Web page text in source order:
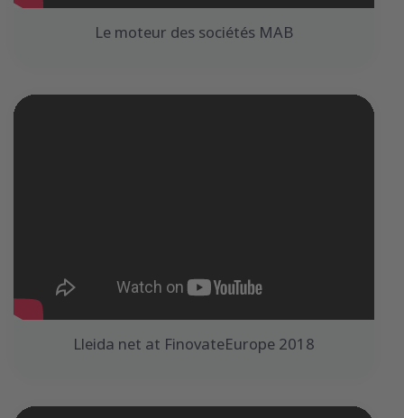
Le moteur des sociétés MAB
Lleida net at FinovateEurope 2018